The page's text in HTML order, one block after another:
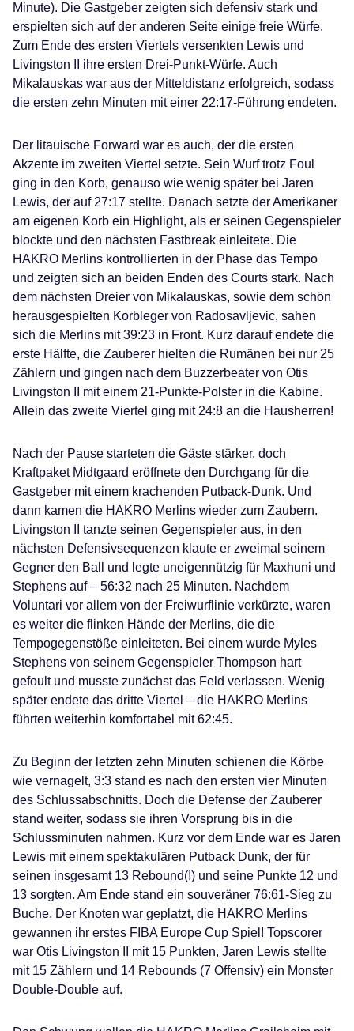
Minute). Die Gastgeber zeigten sich defensiv stark und
erspielten sich auf der anderen Seite einige freie Würfe.
Zum Ende des ersten Viertels versenkten Lewis und
Livingston II ihre ersten Drei-Punkt-Würfe. Auch
Mikalauskas war aus der Mitteldistanz erfolgreich, sodass
die ersten zehn Minuten mit einer 22:17-Führung endeten.
Der litauische Forward war es auch, der die ersten
Akzente im zweiten Viertel setzte. Sein Wurf trotz Foul
ging in den Korb, genauso wie wenig später bei Jaren
Lewis, der auf 27:17 stellte. Danach setzte der Amerikaner
am eigenen Korb ein Highlight, als er seinen Gegenspieler
blockte und den nächsten Fastbreak einleitete. Die
HAKRO Merlins kontrollierten in der Phase das Tempo
und zeigten sich an beiden Enden des Courts stark. Nach
dem nächsten Dreier von Mikalauskas, sowie dem schön
herausgespielten Korbleger von Radosavljevic, sahen
sich die Merlins mit 39:23 in Front. Kurz darauf endete die
erste Hälfte, die Zauberer hielten die Rumänen bei nur 25
Zählern und gingen nach dem Buzzerbeater von Otis
Livingston II mit einem 21-Punkte-Polster in die Kabine.
Allein das zweite Viertel ging mit 24:8 an die Hausherren!
Nach der Pause starteten die Gäste stärker, doch
Kraftpaket Midtgaard eröffnete den Durchgang für die
Gastgeber mit einem krachenden Putback-Dunk. Und
dann kamen die HAKRO Merlins wieder zum Zaubern.
Livingston II tanzte seinen Gegenspieler aus, in den
nächsten Defensivsequenzen klaute er zweimal seinem
Gegner den Ball und legte uneigennützig für Maxhuni und
Stephens auf – 56:32 nach 25 Minuten. Nachdem
Voluntari vor allem von der Freiwurflinie verkürzte, waren
es weiter die flinken Hände der Merlins, die die
Tempogegenstöße einleiteten. Bei einem wurde Myles
Stephens von seinem Gegenspieler Thompson hart
gefoult und musste zunächst das Feld verlassen. Wenig
später endete das dritte Viertel – die HAKRO Merlins
führten weiterhin komfortabel mit 62:45.
Zu Beginn der letzten zehn Minuten schienen die Körbe
wie vernagelt, 3:3 stand es nach den ersten vier Minuten
des Schlussabschnitts. Doch die Defense der Zauberer
stand weiter, sodass sie ihren Vorsprung bis in die
Schlussminuten nahmen. Kurz vor dem Ende war es Jaren
Lewis mit einem spektakulären Putback Dunk, der für
seinen insgesamt 13 Rebound(!) und seine Punkte 12 und
13 sorgten. Am Ende stand ein souveräner 76:61-Sieg zu
Buche. Der Knoten war geplatzt, die HAKRO Merlins
gewannen ihr erstes FIBA Europe Cup Spiel! Topscorer
war Otis Livingston II mit 15 Punkten, Jaren Lewis stellte
mit 15 Zählern und 14 Rebounds (7 Offensiv) ein Monster
Double-Double auf.